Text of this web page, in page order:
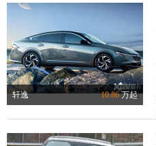
轩逸 10.86万起